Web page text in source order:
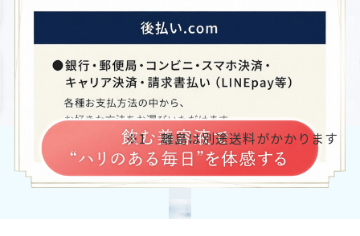
※1 離島は別途送料がかかります
※離島は別途送料がかかります
※初回限定価格でのご購入は1世帯につき1回までとなります
お得な定期便とは、30日～60日ごとに商品を自動でお届けする定期コースです。
2回目以降は1箱（24本）20％OFFの6,220円（税込）でお届けいたします。箱数も
自由にお選びいただけます（1箱ご注文の場合は別途送料660円、2箱以上ご注文の
場合は送料無料です）。
期便の周期変更・休止が可能です（ご変更等のない場合は、定期便が継続されま
定期便についての詳細はこちらから
転売目的でのご購入は、固くお断りいたします。転売の可能性が疑われる不自然な
量のご注文は、お電話にて確認させていただく、またはご注文をキャンセルさせて
いただく可能性がございます。